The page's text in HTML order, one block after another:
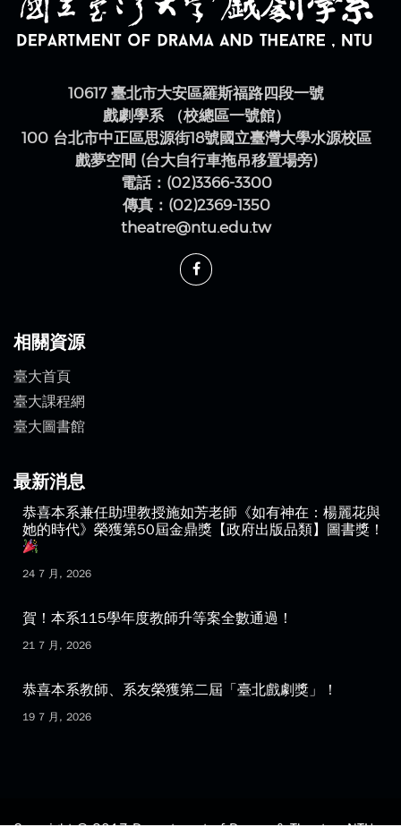
10617 臺北市大安區羅斯福路四段一號
戲劇學系 （校總區一號館）
100 台北市中正區思源街18號國立臺灣大學水源校區
戲夢空間 (台大自行車拖吊移置場旁)
電話：(02)3366-3300
傳真：(02)2369-1350
theatre@ntu.edu.tw
相關資源
臺大首頁
臺大課程網
臺大圖書館
最新消息
恭喜本系兼任助理教授施如芳老師《如有神在：楊麗花與
她的時代》榮獲第50屆金鼎獎【政府出版品類】圖書獎！
24 7 月, 2026
賀！本系115學年度教師升等案全數通過！
21 7 月, 2026
恭喜本系教師、系友榮獲第二屆「臺北戲劇獎」！
19 7 月, 2026